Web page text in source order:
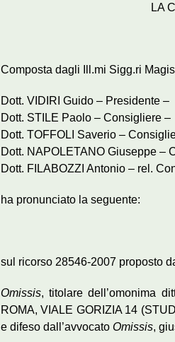
LA
Composta dagli Ill.mi Sigg.ri
Dott. VIDIRI Guido – Presidente –
Dott. STILE Paolo – Consigliere –
Dott. TOFFOLI Saverio –
Dott. NAPOLETANO Giuseppe –
Dott. FILABOZZI Antonio – rel.
ha pronunciato la seguente:
sul ricorso 28546-2007 proposto
Omissis, titolare dell’omonima
ROMA, VIALE GORIZIA 14
e difeso dall’avvocato Omissis,